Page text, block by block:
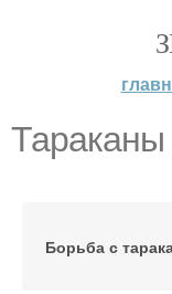
Тараканы
Борьба с